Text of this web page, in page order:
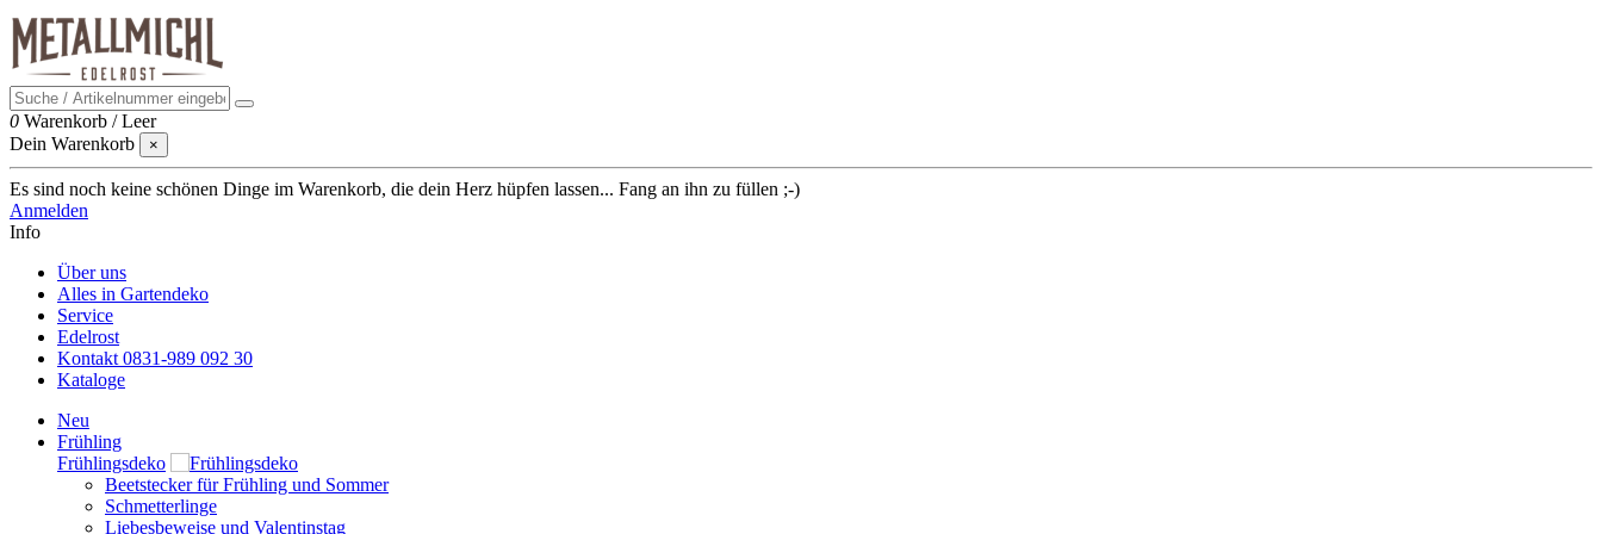
0 Warenkorb /Leer
Dein Warenkorb
×
Es sind noch keine schönen Dinge im Warenkorb, die dein Herz hüpfen lassen... Fang an ihn zu füllen ;-)
Anmelden
Info
Über uns
Alles in Gartendeko
Service
Edelrost
Kontakt 0831-989 092 30
Kataloge
Neu
Frühling
Frühlingsdeko
Beetstecker für Frühling und Sommer
Schmetterlinge
Liebesbeweise und Valentinstag